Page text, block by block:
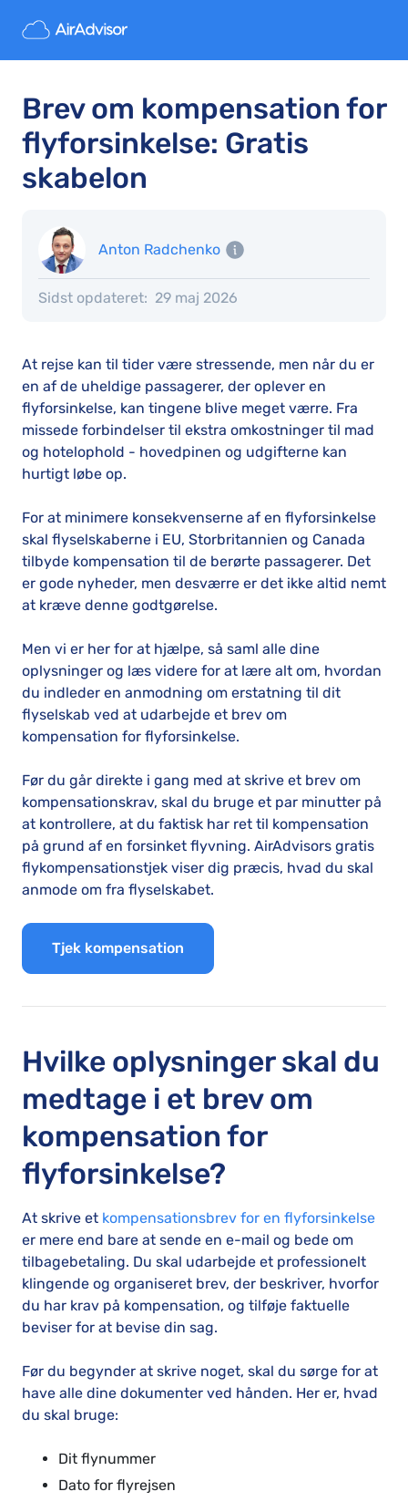
Brev om kompensation for
flyforsinkelse: Gratis
skabelon
Anton Radchenko
Sidst opdateret: 29 maj 2026
At rejse kan til tider være stressende, men når du er
en af de uheldige passagerer, der oplever en
flyforsinkelse, kan tingene blive meget værre. Fra
missede forbindelser til ekstra omkostninger til mad
og hotelophold - hovedpinen og udgifterne kan
hurtigt løbe op.
For at minimere konsekvenserne af en flyforsinkelse
skal flyselskaberne i EU, Storbritannien og Canada
tilbyde kompensation til de berørte passagerer. Det
er gode nyheder, men desværre er det ikke altid nemt
at kræve denne godtgørelse.
Men vi er her for at hjælpe, så saml alle dine
oplysninger og læs videre for at lære alt om, hvordan
du indleder en anmodning om erstatning til dit
flyselskab ved at udarbejde et brev om
kompensation for flyforsinkelse.
Før du går direkte i gang med at skrive et brev om
kompensationskrav, skal du bruge et par minutter på
at kontrollere, at du faktisk har ret til kompensation
på grund af en forsinket flyvning. AirAdvisors gratis
flykompensationstjek viser dig præcis, hvad du skal
anmode om fra flyselskabet.
Tjek kompensation
Hvilke oplysninger skal du
medtage i et brev om
kompensation for
flyforsinkelse?
At skrive et kompensationsbrev for en flyforsinkelse
er mere end bare at sende en e-mail og bede om
tilbagebetaling. Du skal udarbejde et professionelt
klingende og organiseret brev, der beskriver, hvorfor
du har krav på kompensation, og tilføje faktuelle
beviser for at bevise din sag.
Før du begynder at skrive noget, skal du sørge for at
have alle dine dokumenter ved hånden. Her er, hvad
du skal bruge:
Dit flynummer
Dato for flyrejsen